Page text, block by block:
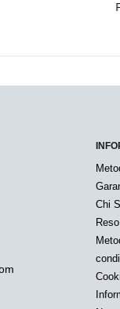
Chi